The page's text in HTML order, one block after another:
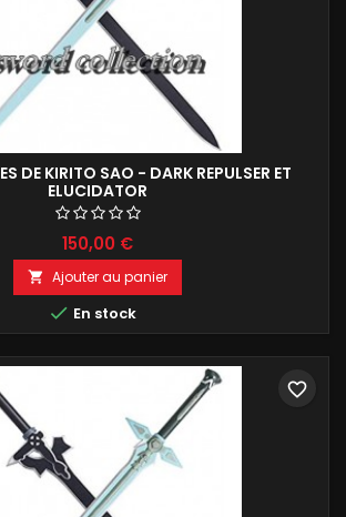
DE KIRITO SAO - DARK REPULSER ET
ELUCIDATOR
150,00 €
 Ajouter au panier
 En stock
favorite_border